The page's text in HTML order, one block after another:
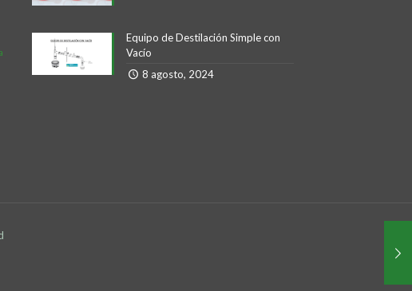
Equipo de Destilación Simple con
Vacío
8 agosto, 2024